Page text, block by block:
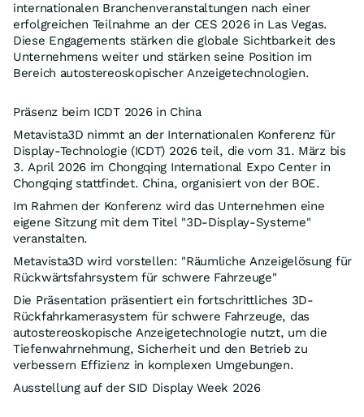
internationalen Branchenveranstaltungen nach einer
erfolgreichen Teilnahme an der CES 2026 in Las Vegas.
Diese Engagements stärken die globale Sichtbarkeit des
Unternehmens weiter und stärken seine Position im
Bereich autostereoskopischer Anzeigetechnologien.
Präsenz beim ICDT 2026 in China
Metavista3D nimmt an der Internationalen Konferenz für
Display-Technologie (ICDT) 2026 teil, die vom 31. März bis
3. April 2026 im Chongqing International Expo Center in
Chongqing stattfindet. China, organisiert von der BOE.
Im Rahmen der Konferenz wird das Unternehmen eine
eigene Sitzung mit dem Titel "3D-Display-Systeme"
veranstalten.
Metavista3D wird vorstellen: "Räumliche Anzeigelösung für
Rückwärtsfahrsystem für schwere Fahrzeuge"
Die Präsentation präsentiert ein fortschrittliches 3D-
Rückfahrkamerasystem für schwere Fahrzeuge, das
autostereoskopische Anzeigetechnologie nutzt, um die
Tiefenwahrnehmung, Sicherheit und den Betrieb zu
verbessern Effizienz in komplexen Umgebungen.
Ausstellung auf der SID Display Week 2026